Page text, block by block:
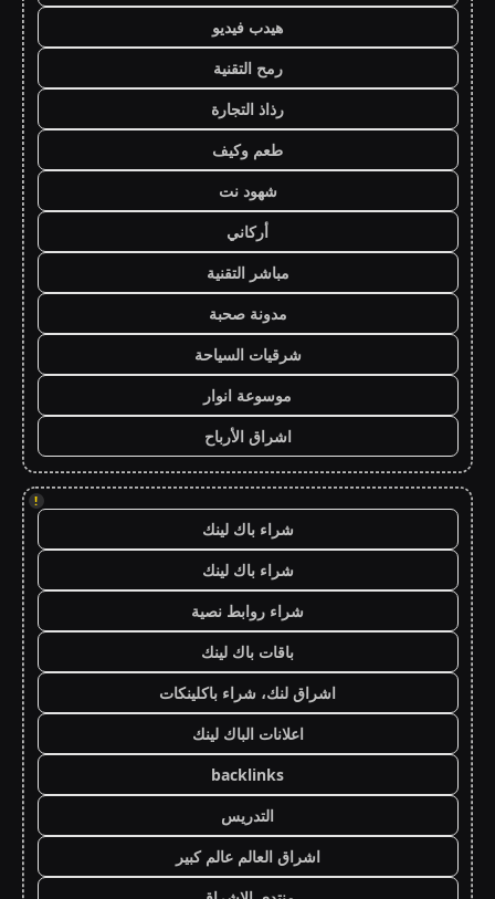
هيدب فيديو
رمح التقنية
رذاذ التجارة
طعم وكيف
شهود نت
أركاني
مباشر التقنية
مدونة صحبة
شرقيات السياحة
موسوعة انوار
اشراق الأرباح
!
شراء باك لينك
شراء باك لينك
شراء روابط نصية
باقات باك لينك
اشراق لنك، شراء باكلينكات
اعلانات الباك لينك
backlinks
التدريس
اشراق العالم عالم كبير